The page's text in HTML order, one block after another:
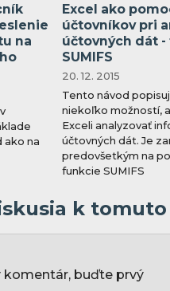
na
ako na
Excel ako
účtovníkov pri
účtovných dát
SUMIFS
20. 12. 2015
Tento návod
niekoľko možností,
Exceli analyzovať
účtovných dát. Je
predovšetkým na
funkcie SUMIFS
k
komentár, buďte prvý